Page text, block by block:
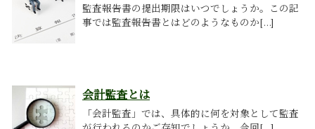
監査報告書の提出期限はいつでしょうか。この記
事では監査報告書とはどのようなものか[...]
会計監査とは
「会計監査」では、具体的に何を対象として監査